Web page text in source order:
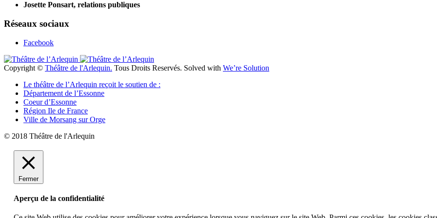
Josette Ponsart, relations publiques
Réseaux sociaux
Facebook
Copyright © Théâtre de l'Arlequin. Tous Droits Reservés. Solved with We’re Solution
Le théâtre de l’Arlequin reçoit le soutien de :
Département de l’Essonne
Coeur d’Essonne
Région Ile de France
Ville de Morsang sur Orge
© 2018 Théâtre de l'Arlequin
Fermer
Aperçu de la confidentialité